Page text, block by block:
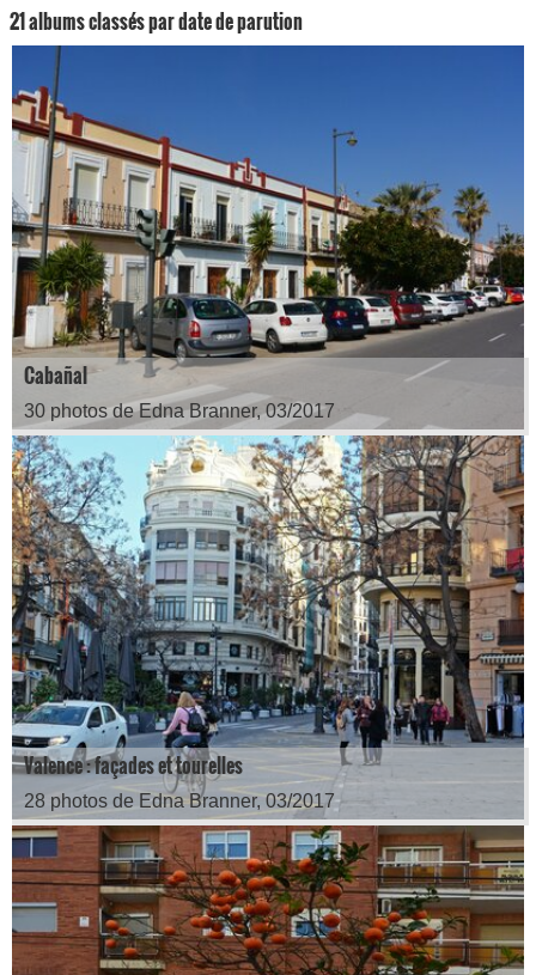
21 albums classés par date de parution
Cabañal
30 photos de Edna Branner, 03/2017
Valence : façades et tourelles
28 photos de Edna Branner, 03/2017